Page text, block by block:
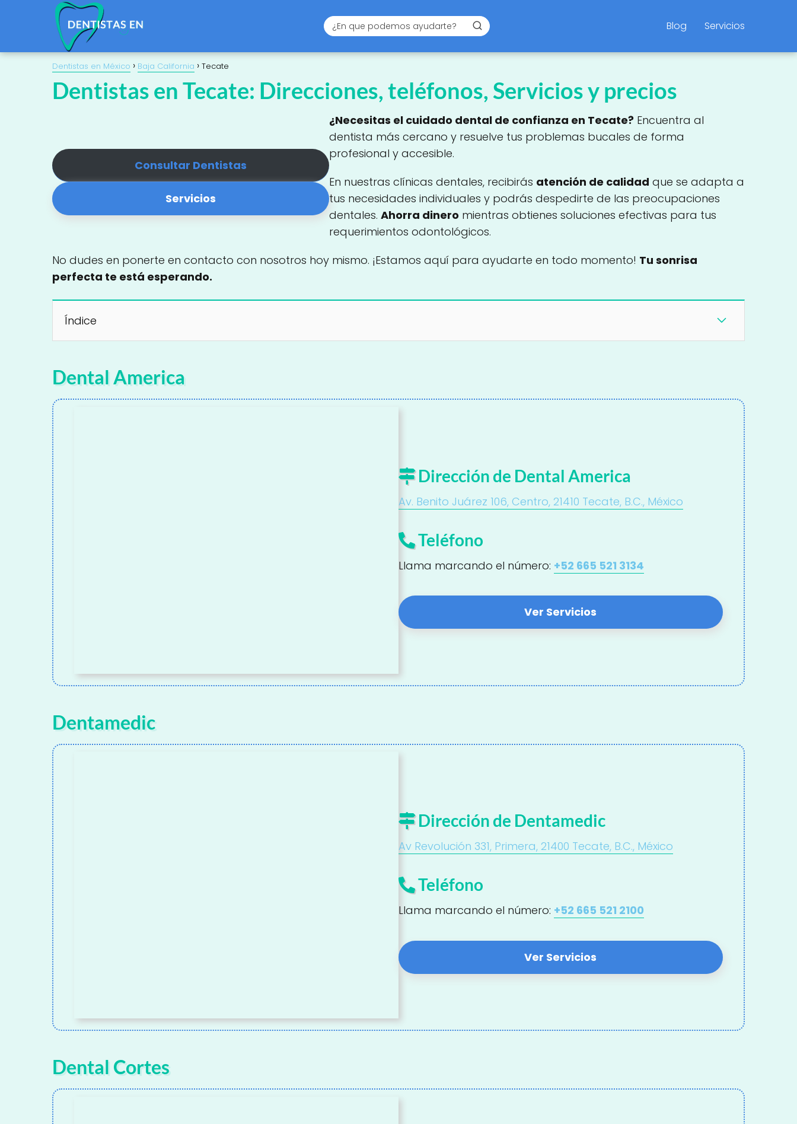
Blog Servicios
Dentistas en México Baja California Tecate
Dentistas en Tecate: Direcciones, teléfonos, Servicios y precios
Consultar Dentistas
Servicios
¿Necesitas el cuidado dental de confianza en Tecate? Encuentra al
dentista más cercano y resuelve tus problemas bucales de forma
profesional y accesible.
En nuestras clínicas dentales, recibirás atención de calidad que se adapta a
tus necesidades individuales y podrás despedirte de las preocupaciones
dentales.Ahorra dinero mientras obtienes soluciones efectivas para tus
requerimientos odontológicos.
No dudes en ponerte en contacto con nosotros hoy mismo. ¡Estamos aquí para ayudarte en todo momento! Tu sonrisa
perfecta te está esperando.
Índice
Dental America
Dirección de Dental America
Av. Benito Juárez 106, Centro, 21410 Tecate, B.C., México
Teléfono
Llama marcando el número: +52 665 521 3134
Ver Servicios
Dentamedic
Dirección de Dentamedic
Av Revolución 331, Primera, 21400 Tecate, B.C., México
Teléfono
Llama marcando el número: +52 665 521 2100
Ver Servicios
Dental Cortes